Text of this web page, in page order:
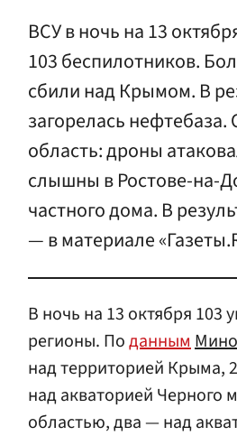
ВСУ в ночь на 13
103 беспилотников.
сбили над Крымом. В
загорелась
область: дроны
слышны в Ростове-на-
частного дома. В
— в материале
В ночь на 13 октября 103
регионы. Поданным
над территорией Крыма,
над акваторией Черного
областью, два — над